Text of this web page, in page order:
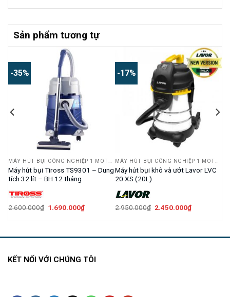
Sản phẩm tương tự
-35%
Máy hút bụi Tiross TS9301 – Dung
tích 32 lít – BH 12 tháng
2.600.000₫ Giá
1.690.000₫Giá
-17%
Máy hút bụi khô và ướt Lavor LVC
20 XS (20L)
2.950.000₫ Giá
2.450.000₫Giá
KẾT NỐI VỚI CHÚNG TÔI